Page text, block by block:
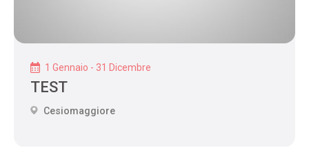
1 Gennaio - 31 Dicembre
TEST
Cesiomaggiore